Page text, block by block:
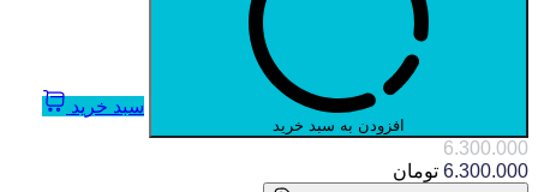
افزودن به سبد خرید
سبد خرید
6.300.000
6.300.000 تومان